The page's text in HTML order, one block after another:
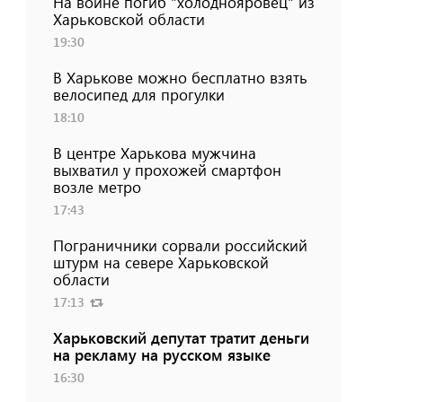
Харьковской области
19:30
В Харькове можно бесплатно взять
велосипед для прогулки
18:10
В центре Харькова мужчина
выхватил у прохожей смартфон
возле метро
17:43
Пограничники сорвали российский
штурм на севере Харьковской
области
17:13
Харьковский депутат тратит деньги
на рекламу на русском языке
16:30